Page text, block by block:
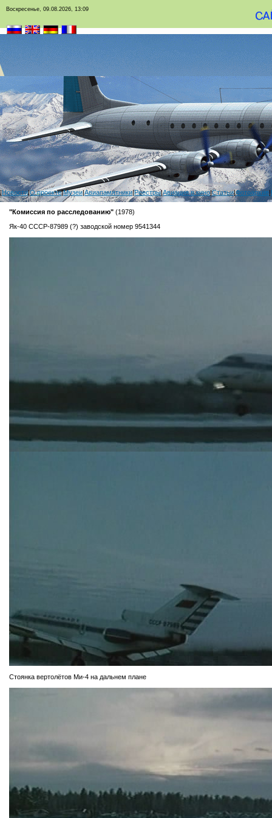
Воскресенье, 09.08.2026, 13:09
|Новости|О проекте|Музеи|Авиапамятники|Реестры|Авиация в кино|Статьи|Фотоархив|
"Комиссия по расследованию"(1978)
Як-40 СССР-87989 (?) заводской номер 9541344
Стоянка вертолётов Ми-4 на дальнем плане